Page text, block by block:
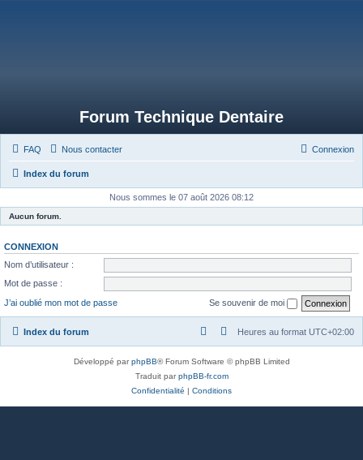
Forum Technique Dentaire
FAQ Nous contacter Connexion
Index du forum
Nous sommes le 07 août 2026 08:12
Aucun forum.
CONNEXION
Nom d’utilisateur :
Mot de passe :
J’ai oublié mon mot de passe
Se souvenir de moi
Index du forum Heures au format UTC+02:00
Développé parphpBB® Forum Software © phpBB Limited
Traduit parphpBB-fr.com
Confidentialité | Conditions